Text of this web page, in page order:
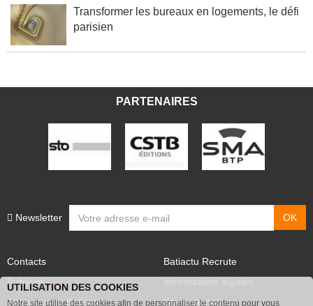
Transformer les bureaux en logements, le défi
parisien
PARTENAIRES
Newsletter
Contacts
Publicité
Abonnement Batiactu
Batiactu Recrute
Site annonceurs
UTILISATION DES COOKIES
Notre site utilise des cookies afin de personnaliser le contenu pour vous